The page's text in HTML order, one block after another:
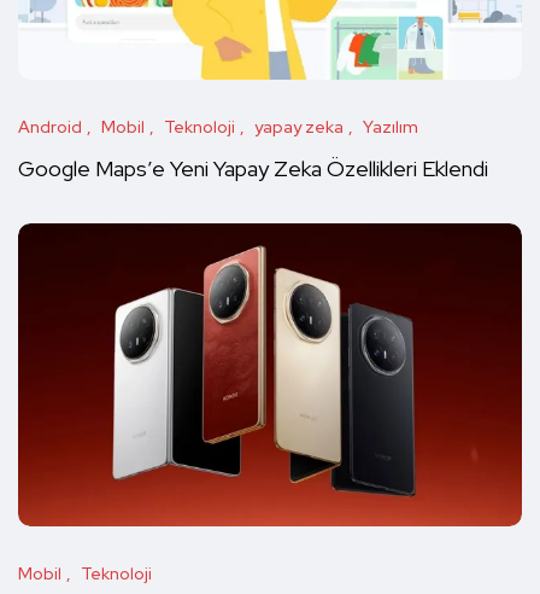
Android Mobil Teknoloji yapay zeka Yazılım
Google Maps’e Yeni Yapay Zeka Özellikleri Eklendi
Mobil Teknoloji